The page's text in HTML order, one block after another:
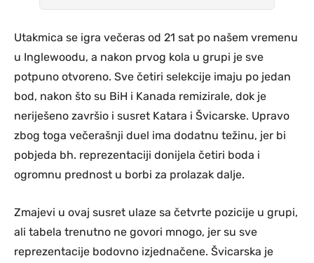
Utakmica se igra večeras od 21 sat po našem vremenu
u Inglewoodu, a nakon prvog kola u grupi je sve
potpuno otvoreno. Sve četiri selekcije imaju po jedan
bod, nakon što su BiH i Kanada remizirale, dok je
neriješeno završio i susret Katara i Švicarske. Upravo
zbog toga večerašnji duel ima dodatnu težinu, jer bi
pobjeda bh. reprezentaciji donijela četiri boda i
ogromnu prednost u borbi za prolazak dalje.
Zmajevi u ovaj susret ulaze sa četvrte pozicije u grupi,
ali tabela trenutno ne govori mnogo, jer su sve
reprezentacije bodovno izjednačene. Švicarska je